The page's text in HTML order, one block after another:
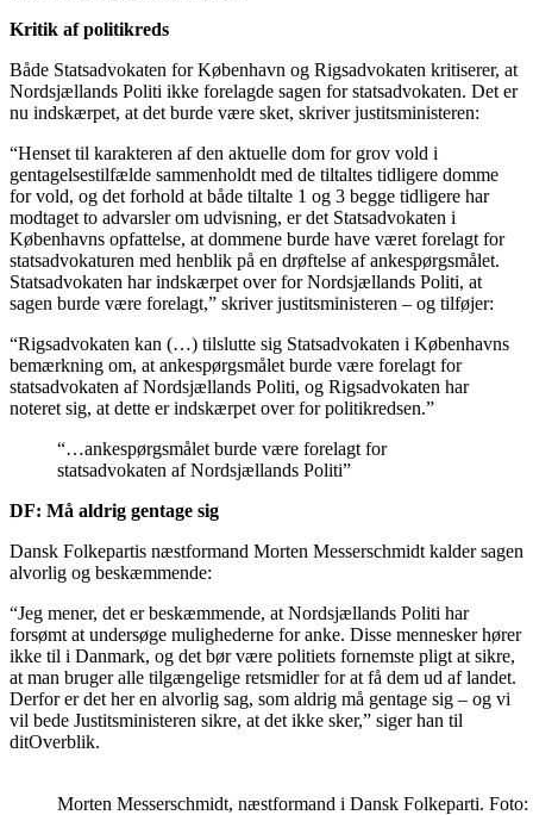
Kritik af politikreds
Både Statsadvokaten for København og Rigsadvokaten kritiserer, at
Nordsjællands Politi ikke forelagde sagen for statsadvokaten. Det er
nu indskærpet, at det burde være sket, skriver justitsministeren:
“Henset til karakteren af den aktuelle dom for grov vold i
gentagelsestilfælde sammenholdt med de tiltaltes tidligere domme
for vold, og det forhold at både tiltalte 1 og 3 begge tidligere har
modtaget to advarsler om udvisning, er det Statsadvokaten i
Københavns opfattelse, at dommene burde have været forelagt for
statsadvokaturen med henblik på en drøftelse af ankespørgsmålet.
Statsadvokaten har indskærpet over for Nordsjællands Politi, at
sagen burde være forelagt,” skriver justitsministeren – og tilføjer:
“Rigsadvokaten kan (…) tilslutte sig Statsadvokaten i Københavns
bemærkning om, at ankespørgsmålet burde være forelagt for
statsadvokaten af Nordsjællands Politi, og Rigsadvokaten har
noteret sig, at dette er indskærpet over for politikredsen.”
“…ankespørgsmålet burde være forelagt for
statsadvokaten af Nordsjællands Politi”
DF: Må aldrig gentage sig
Dansk Folkepartis næstformand Morten Messerschmidt kalder sagen
alvorlig og beskæmmende:
“Jeg mener, det er beskæmmende, at Nordsjællands Politi har
forsømt at undersøge mulighederne for anke. Disse mennesker hører
ikke til i Danmark, og det bør være politiets fornemste pligt at sikre,
at man bruger alle tilgængelige retsmidler for at få dem ud af landet.
Derfor er det her en alvorlig sag, som aldrig må gentage sig – og vi
vil bede Justitsministeren sikre, at det ikke sker,” siger han til
ditOverblik.
Morten Messerschmidt, næstformand i Dansk Folkeparti. Foto: